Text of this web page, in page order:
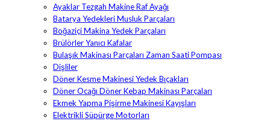
Ayaklar Tezgah Makine Raf Ayağı
Batarya Yedekleri Musluk Parçaları
Boğaziçi Makina Yedek Parçaları
Brülörler Yanıcı Kafalar
Bulaşık Makinası Parçaları Zaman Saati Pompası
Dişliler
Döner Kesme Makinesi Yedek Bıçakları
Döner Ocağı Döner Kebap Makinası Parçaları
Ekmek Yapma Pişirme Makinesi Kayışları
Elektrikli Süpürge Motorları